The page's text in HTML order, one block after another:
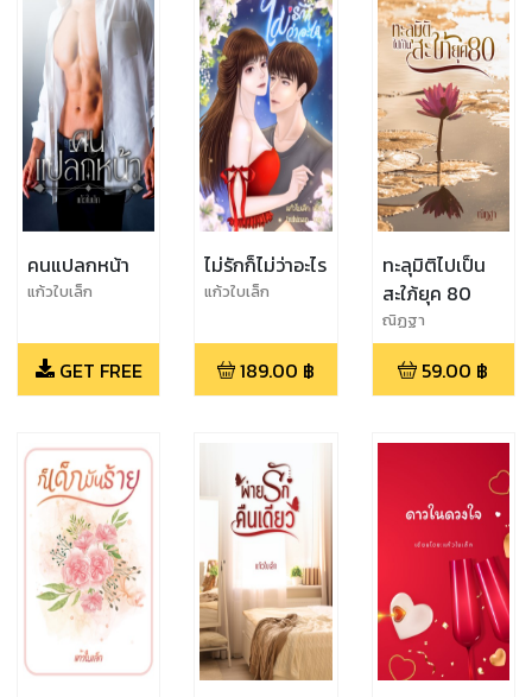
คนแปลกหน้า
แก้วใบเล็ก
GET FREE
ไม่รักก็ไม่ว่าอะไร
แก้วใบเล็ก
189.00 ฿
ทะลุมิติไปเป็น
สะใภ้ยุค 80
ณิฏฐา
59.00 ฿